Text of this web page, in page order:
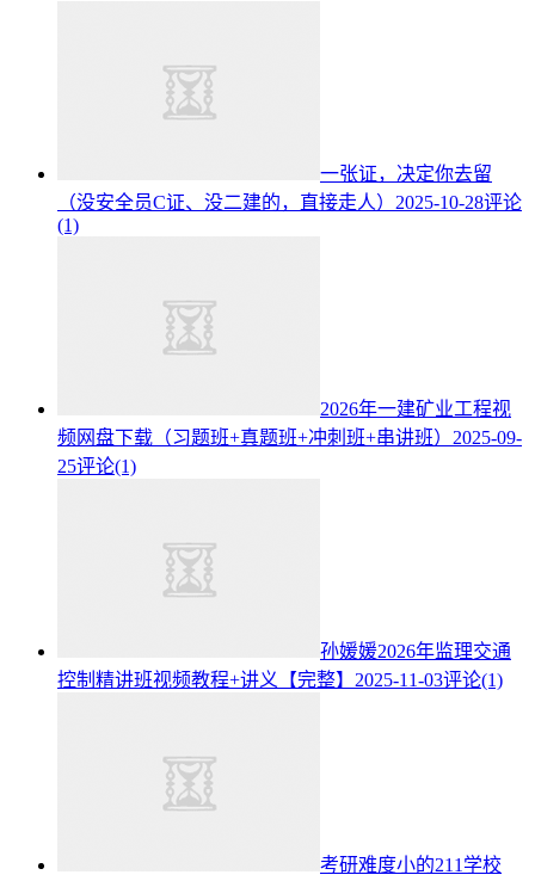
一张证，决定你去留
（没安全员C证、没二建的，直接走人） 2025-10-28评论
(1)
2026年一建矿业工程视
频网盘下载（习题班+真题班+冲刺班+串讲班） 2025-09-
25评论(1)
孙媛媛2026年监理交通
控制精讲班视频教程+讲义【完整】 2025-11-03评论(1)
考研难度小的211学校